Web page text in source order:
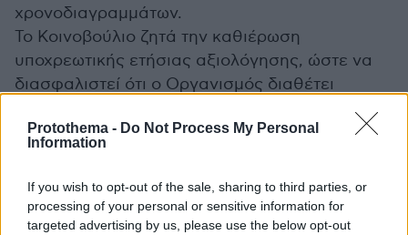
Protothema - Do Not Process My Personal
Information
If you wish to opt-out of the sale, sharing to third parties, or
processing of your personal or sensitive information for
targeted advertising by us, please use the below opt-out
χρονοδιαγραμμάτων.
Το Κοινοβούλιο ζητά την καθιέρωση
υποχρεωτικής ετήσιας αξιολόγησης, ώστε να
διασφαλιστεί ότι ο Οργανισμός διαθέτει
καθηκόντων του. Προτείνει επίσης
μέλη να ενισχύσουν τη χημική ασφάλεια και να
συμβάλουν στο έργο του Οργανισμού.